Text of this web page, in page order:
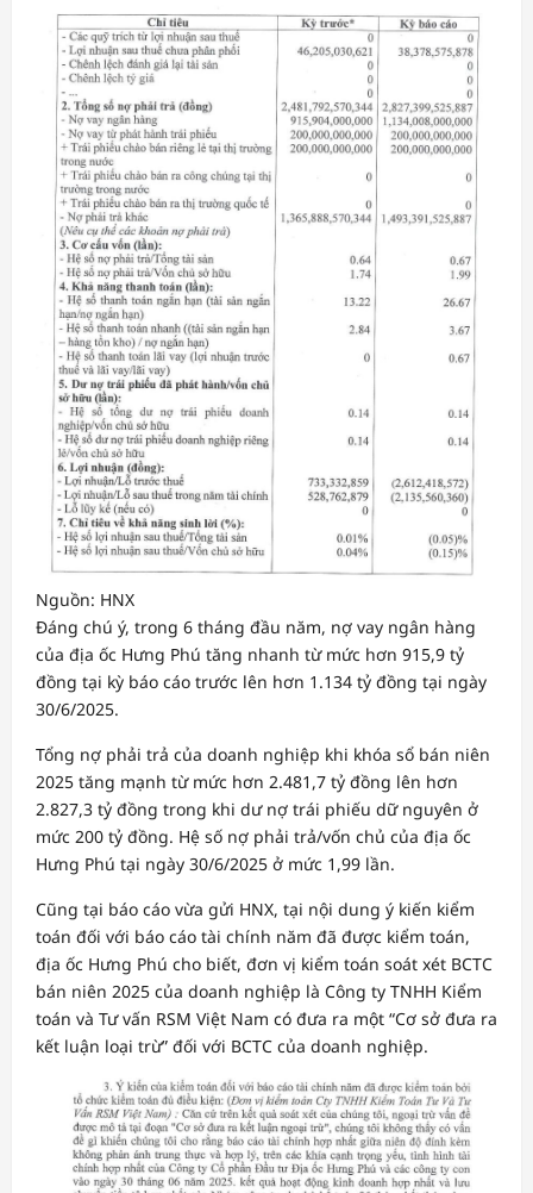
Nguồn: HNX
Đáng chú ý, trong 6 tháng đầu năm, nợ vay ngân hàng
của địa ốc Hưng Phú tăng nhanh từ mức hơn 915,9 tỷ
đồng tại kỳ báo cáo trước lên hơn 1.134 tỷ đồng tại ngày
30/6/2025.
Tổng nợ phải trả của doanh nghiệp khi khóa sổ bán niên
2025 tăng mạnh từ mức hơn 2.481,7 tỷ đồng lên hơn
2.827,3 tỷ đồng trong khi dư nợ trái phiếu dữ nguyên ở
mức 200 tỷ đồng. Hệ số nợ phải trả/vốn chủ của địa ốc
Hưng Phú tại ngày 30/6/2025 ở mức 1,99 lần.
Cũng tại báo cáo vừa gửi HNX, tại nội dung ý kiến kiểm
toán đối với báo cáo tài chính năm đã được kiểm toán,
địa ốc Hưng Phú cho biết, đơn vị kiểm toán soát xét BCTC
bán niên 2025 của doanh nghiệp là Công ty TNHH Kiểm
toán và Tư vấn RSM Việt Nam có đưa ra một “Cơ sở đưa ra
kết luận loại trừ” đối với BCTC của doanh nghiệp.